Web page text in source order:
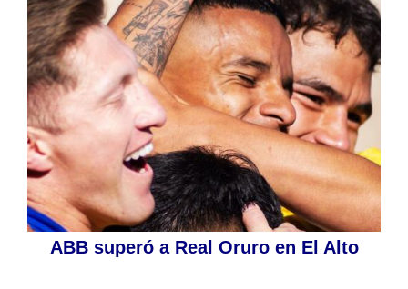
ABB superó a Real Oruro en El Alto